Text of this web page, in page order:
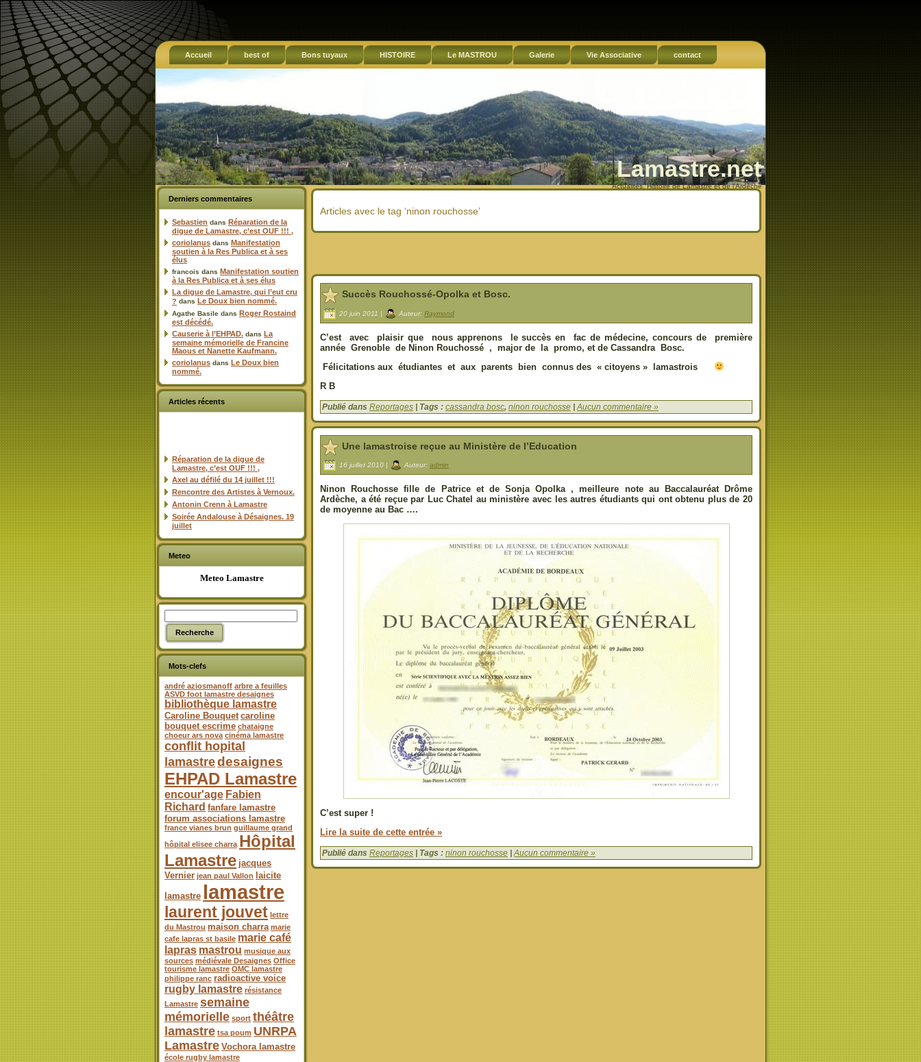
Accueil best of Bons tuyaux HISTOIRE Le MASTROU Galerie Vie Associative contact
Lamastre.net
Actualités, Histoire de Lamastre et de l'Ardèche
Derniers commentaires
Sebastien dans Réparation de la
digue de Lamastre, c’est OUF !!! ,
coriolanus dans Manifestation
soutien à la Res Publica et à ses
élus
francois dans Manifestation soutien
à la Res Publica et à ses élus
La digue de Lamastre, qui l’eut cru
? dans Le Doux bien nommé.
Agathe Basile dans Roger Rostaind
est décédé.
Causerie à l’EHPAD. dans La
semaine mémorielle de Francine
Maous et Nanette Kaufmann.
coriolanus dans Le Doux bien
nommé.
Articles récents
Réparation de la digue de
Lamastre, c’est OUF !!! ,
Axel au défilé du 14 juillet !!!
Rencontre des Artistes à Vernoux.
Antonin Crenn à Lamastre
Soirée Andalouse à Désaignes. 19
juillet
Meteo
Meteo Lamastre
Mots-clefs
andré aziosmanoff arbre a feuilles
ASVD foot lamastre desaignes
bibliothèque lamastre
Caroline Bouquet caroline
bouquet escrime chataigne
choeur ars nova cinéma lamastre
conflit hopital
lamastredesaignes
EHPAD Lamastre
encour'age Fabien
Richard fanfare lamastre
forum associations lamastre
france vianes brun guillaume grand
hôpital elisee charra Hôpital
Lamastre jacques
Vernier jean paul Vallon
laicite
lamastre lamastre
laurent jouvet lettre
du Mastrou maison charra marie
cafe lapras st basile marie café
lapras mastrou musique aux
sources médiévale Desaignes Office
tourisme lamastre OMC lamastre
philippe ranc radioactive voice
rugby lamastre résistance
Lamastre semaine
mémorielle sport théâtre
lamastre tsa poum UNRPA
Lamastre Vochora lamastre
école rugby lamastre
Articles avec le tag ‘ninon rouchosse’
Succès Rouchossé-Opolka et Bosc.
20 juin 2011 | Auteur: Raymond
C’est avec plaisir que nous apprenons le succès en fac de médecine, concours de première
année Grenoble de Ninon Rouchossé , major de la promo, et de Cassandra Bosc.
Félicitations aux étudiantes et aux parents bien connus des « citoyens » lamastrois
R B
Publié dans Reportages | Tags : cassandra bosc, ninon rouchosse |Aucun commentaire »
Une lamastroise reçue au Ministère de l’Education
16 juillet 2010 | Auteur: admin
Ninon Rouchosse fille de Patrice et de Sonja Opolka , meilleure note au Baccalauréat Drôme
Ardèche, a été reçue par Luc Chatel au ministère avec les autres étudiants qui ont obtenu plus de 20
de moyenne au Bac ….
C’est super !
Lire la suite de cette entrée »
Publié dans Reportages | Tags : ninon rouchosse |Aucun commentaire »